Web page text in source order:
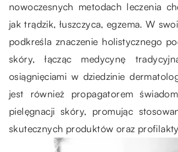
nowoczesnych metodach leczenia
jak trądzik, łuszczyca, egzema. W
podkreśla znaczenie holistycznego
skóry, łącząc medycynę
osiągnięciami w dziedzinie
jest również propagatorem
pielęgnacji skóry, promując
skutecznych produktów oraz